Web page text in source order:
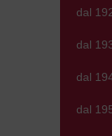
dal
dal
dal
dal